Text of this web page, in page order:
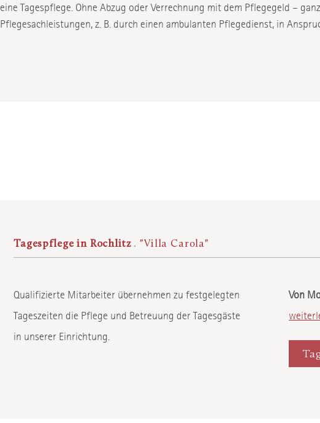
eine Tagespflege. Ohne Abzug oder Verrechnung mit dem Pflegegeld –
Pflegesachleistungen, z. B. durch einen ambulanten Pflegedienst, in
Tagespflege in Rochlitz. "Villa Carola"
Qualifizierte Mitarbeiter übernehmen zu festgelegten
Tageszeiten die Pflege und Betreuung der Tagesgäste
in unserer Einrichtung.
Von